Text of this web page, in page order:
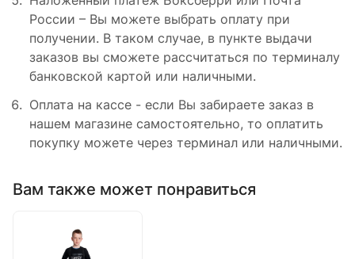
России – Вы можете выбрать оплату при
получении. В таком случае, в пункте выдачи
заказов вы сможете рассчитаться по терминалу
банковской картой или наличными.
Оплата на кассе - если Вы забираете заказ в
нашем магазине самостоятельно, то оплатить
покупку можете через терминал или наличными.
Вам также может понравиться